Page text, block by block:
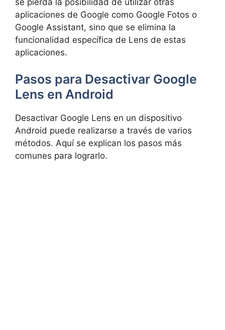
aplicaciones de Google como Google Fotos o
Google Assistant, sino que se elimina la
funcionalidad específica de Lens de estas
aplicaciones.
Pasos para Desactivar Google
Lens en Android
Desactivar Google Lens en un dispositivo
Android puede realizarse a través de varios
métodos. Aquí se explican los pasos más
comunes para lograrlo.